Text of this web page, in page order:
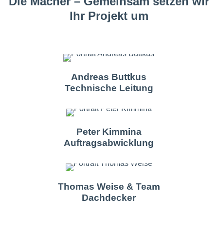
Ihr Projekt um
Andreas Buttkus
Technische Leitung
Peter Kimmina
Auftragsabwicklung
Thomas Weise & Team
Dachdecker